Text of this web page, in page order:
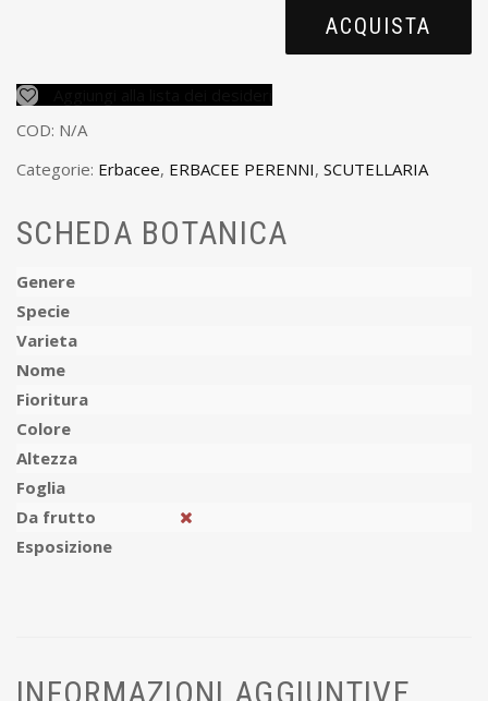
ACQUISTA
COD: N/A
Categorie: Erbacee, ERBACEE PERENNI, SCUTELLARIA
SCHEDA BOTANICA
Genere
Specie
Varieta
Nome
Fioritura
Colore
Altezza
Foglia
Da frutto
Esposizione
INFORMAZIONI AGGIUNTIVE